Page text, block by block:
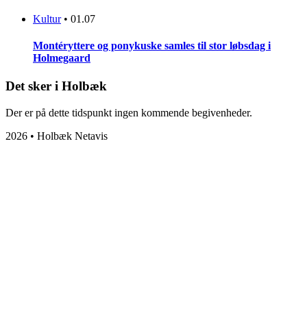
Kultur • 01.07
Montéryttere og ponykuske samles til stor løbsdag i
Holmegaard
Det sker i Holbæk
Der er på dette tidspunkt ingen kommende begivenheder.
2026 • Holbæk Netavis